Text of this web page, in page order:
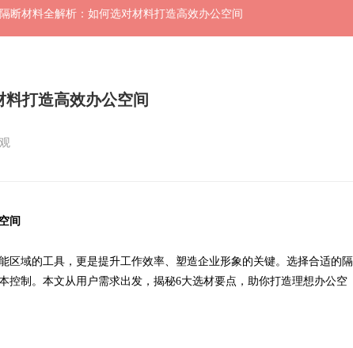
断材料全解析：如何选对材料打造高效办公空间
打造高效办公空间
间
区域的工具，更是提升工作效率、塑造企业形象的关键。选择合适的隔
控制。本文从用户需求出发，揭秘6大选材要点，助你打造理想办公空